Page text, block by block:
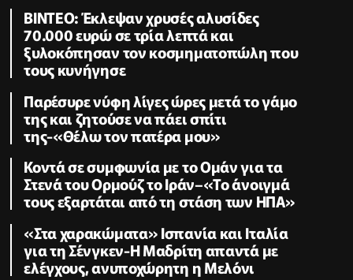
ΒΙΝΤΕΟ: Έκλεψαν χρυσές αλυσίδες
70.000 ευρώ σε τρία λεπτά και
ξυλοκόπησαν τον κοσμηματοπώλη που
τους κυνήγησε
Παρέσυρε νύφη λίγες ώρες μετά το γάμο
της και ζητούσε να πάει σπίτι
της-«Θέλω τον πατέρα μου»
Κοντά σε συμφωνία με το Ομάν για τα
Στενά του Ορμούζ το Ιράν–«Το άνοιγμά
τους εξαρτάται από τη στάση των ΗΠΑ»
«Στα χαρακώματα» Ισπανία και Ιταλία
για τη Σένγκεν-Η Μαδρίτη απαντά με
ελέγχους, ανυποχώρητη η Μελόνι